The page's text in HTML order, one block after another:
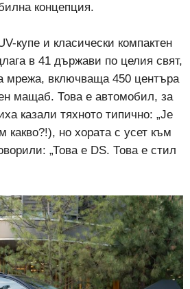
концепция.
купе и класически компактен
в 41 държави по целия свят,
мрежа, включваща 450 центъра
мащаб. Това е автомобил, за
казали тяхното типично: „Je
какво?!), но хората с усет към
„Това е DS. Това е стил